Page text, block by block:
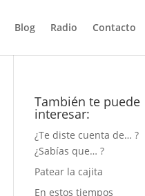
Blog Radio Contacto
También te puede
interesar:
¿Te diste cuenta de… ?
¿Sabías que… ?
Patear la cajita
En estos tiempos